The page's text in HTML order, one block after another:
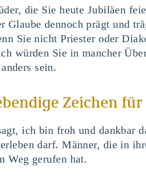
die Sie heute Jubiläen
Glaube dennoch prägt und
Sie nicht Priester oder
würden Sie in mancher
sein.
Zeichen
ich bin froh und dankbar
darf. Männer, die in
Weg gerufen hat.